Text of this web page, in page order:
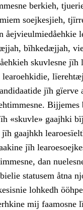
berkieh,
soejkesjieh,
åejvieulmiedåehkie
bïhkedæjjah,
skuvlesne
learoehkidie,
jïh gïerve
«skuvle» gaajhki
gaajhkh
jïh
dan
statusem åtna
lohkedh
mij faamosne